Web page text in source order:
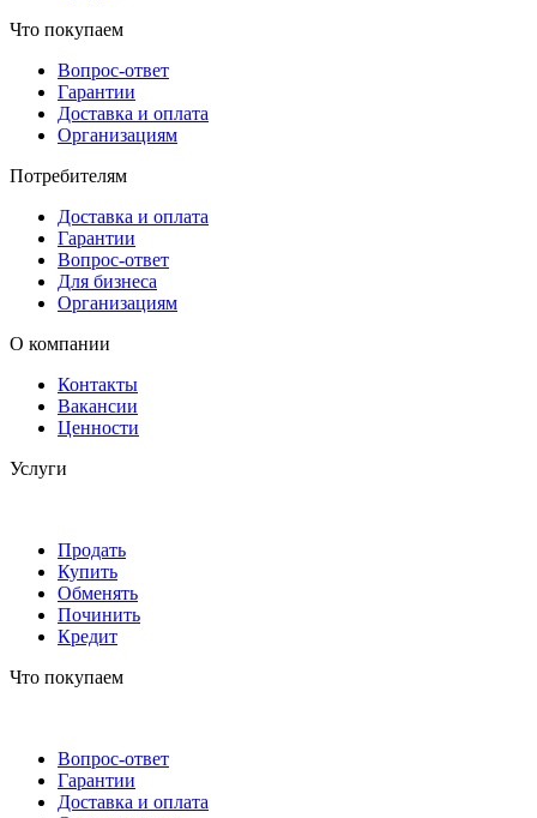
Что покупаем
Вопрос-ответ
Гарантии
Доставка и оплата
Организациям
Потребителям
Доставка и оплата
Гарантии
Вопрос-ответ
Для бизнеса
Организациям
О компании
Контакты
Вакансии
Ценности
Услуги
Продать
Купить
Обменять
Починить
Кредит
Что покупаем
Вопрос-ответ
Гарантии
Доставка и оплата